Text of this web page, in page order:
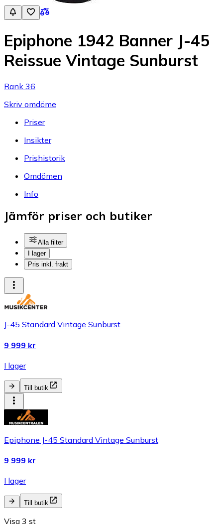
Epiphone 1942 Banner J-45
Reissue Vintage Sunburst
Rank 36
Skriv omdöme
Priser
Insikter
Prishistorik
Omdömen
Info
Jämför priser och butiker
Alla filter
I lager
Pris inkl. frakt
J-45 Standard Vintage Sunburst
9 999 kr
I lager
Till butik
Epiphone J-45 Standard Vintage Sunburst
9 999 kr
I lager
Till butik
Visa 3 st